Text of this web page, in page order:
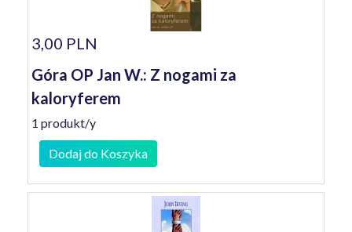
3,00 PLN
Góra OP Jan W.: Z nogami za
kaloryferem
1 produkt/y
Dodaj do Koszyka